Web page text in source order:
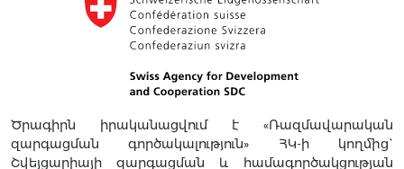
Ծրագիրն իրականացվում է «Ռազմավարական
զարգացման գործակալություն» ՀԿ-ի կողմից`
Շվեյցարիայի զարգացման և համագործակցության